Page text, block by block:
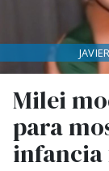
Milei
para
infancia